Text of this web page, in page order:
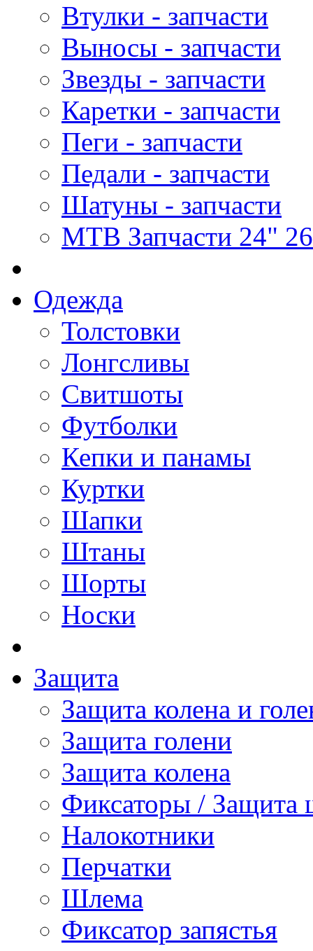
Втулки - запчасти
Выносы - запчасти
Звезды - запчасти
Каретки - запчасти
Пеги - запчасти
Педали - запчасти
Шатуны - запчасти
MTB Запчасти 24"
Одежда
Толстовки
Лонгсливы
Свитшоты
Футболки
Кепки и панамы
Куртки
Шапки
Штаны
Шорты
Носки
Защита
Защита колена и
Защита голени
Защита колена
Фиксаторы / Защита
Налокотники
Перчатки
Шлема
Фиксатор запястья